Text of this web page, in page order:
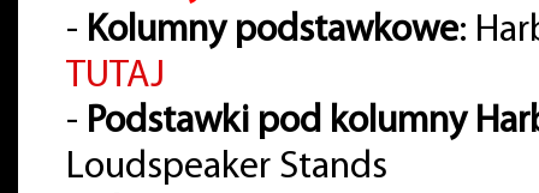
- Kolumny podstawkowe:
TUTAJ
- Podstawki pod kolumny
Loudspeaker Stands